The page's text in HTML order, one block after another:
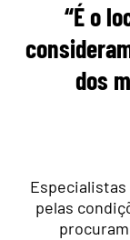
“É o
dos
pelas